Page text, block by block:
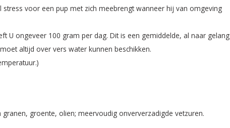
voor een pup met zich meebrengt wanneer hij van omgeving
U ongeveer 100 gram per dag. Dit is een gemiddelde, al naar gelang
altijd over vers water kunnen beschikken.
groente, olien; meervoudig onververzadigde vetzuren.